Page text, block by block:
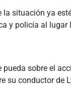
situación ya
y policía al
sobre el
su conductor de